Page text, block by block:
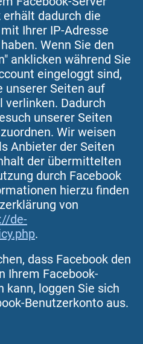
dadurch die
Ihrer IP-Adresse
Wenn Sie den
anklicken während Sie
eingeloggt sind,
unserer Seiten auf
verlinken. Dadurch
unserer Seiten
Wir weisen
Anbieter der Seiten
der übermittelten
durch Facebook
hierzu finden
von
de-
.
dass Facebook den
Ihrem Facebook-
kann, loggen Sie sich
Benutzerkonto aus.